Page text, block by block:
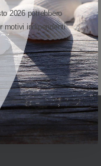
2026 potrebbero
motivi indipendenti
1